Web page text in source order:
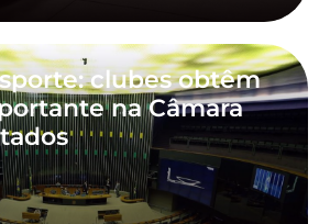
clubes obtêm
na Câmara